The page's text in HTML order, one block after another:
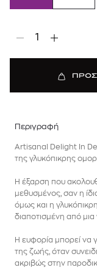
1
Περιγραφή
Artisanal Delight In
της γλυκόπικρης
Η έξαρση που
μεθυσμένος, σαν η
όμως και η
διαποτισμένη από μια
Η ευφορία μπορεί να
της ζωής, όταν
ακριβώς στην